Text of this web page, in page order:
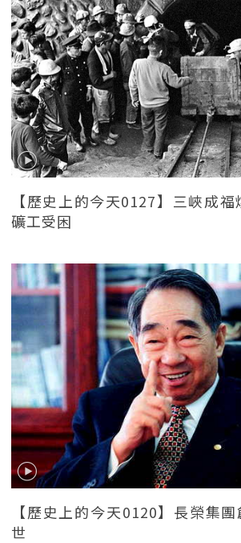
【歷史上的今天0127】三峽成
礦工受困
【歷史上的今天0120】長榮集
世